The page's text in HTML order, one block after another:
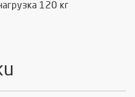
120 кг